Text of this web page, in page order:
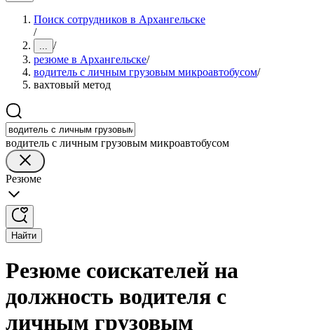
Поиск сотрудников в Архангельске
/
... /
резюме в Архангельске/
водитель с личным грузовым микроавтобусом/
вахтовый метод
водитель с личным грузовым микроавтобусом
Резюме
Найти
Резюме соискателей на
должность водителя с
личным грузовым